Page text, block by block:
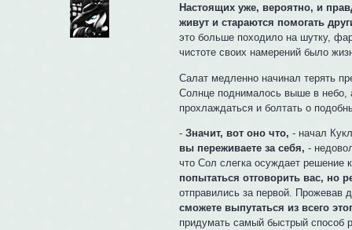
Настоящих уже, вероятно, и
живут и стараются помогать
это больше походило на шутку,
чистоте своих намерений было
Салат медленно начинал терять
Солнце поднималось выше в небо,
прохлаждаться и болтать о
- Значит, вот оно что, - начал
вы переживаете за себя, -
что Сол слегка осуждает решение
попытаться отговорить вас, но
отправились за первой. Прожевав
сможете выпутаться из всего
придумать самый быстрый способ